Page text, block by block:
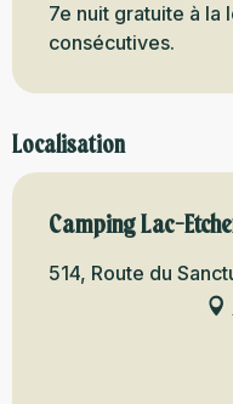
7e nuit gratuite à la
consécutives.
Localisation
Camping Lac-
514, Route du